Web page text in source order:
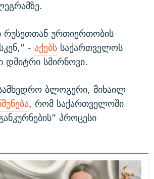
რუსეთთან ურთიერთობის
- აქებს საქართველოს
დმიტრი სმირნოვი.
ბლოგერი, მიხაილ
, რომ საქართველოში
პროცესი